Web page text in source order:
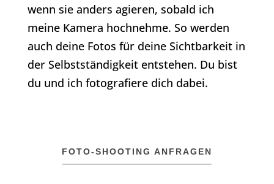
wenn sie anders agieren, sobald ich
meine Kamera hochnehme. So werden
auch deine Fotos für deine Sichtbarkeit in
der Selbstständigkeit entstehen. Du bist
du und ich fotografiere dich dabei.
FOTO-SHOOTING ANFRAGEN